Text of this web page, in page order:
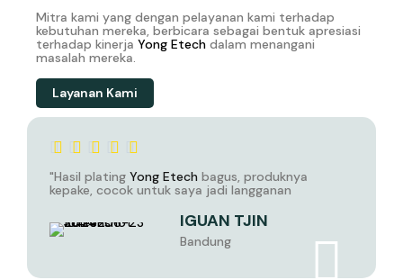
Mitra kami yang dengan pelayanan kami terhadap
kebutuhan mereka, berbicara sebagai bentuk apresiasi
terhadap kinerja Yong Etech dalam menangani
masalah mereka.
Layanan Kami
"Hasil plating Yong Etech bagus, produknya
kepake, cocok untuk saya jadi langganan
IGUAN TJIN
Bandung